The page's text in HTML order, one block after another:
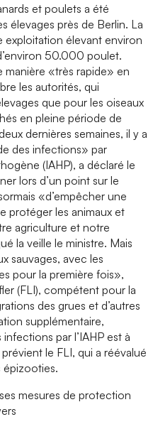
et poulets a été
élevages près de Berlin. La
exploitation élevant environ
50.000 poulet.
manière «très rapide» en
les autorités, qui
que pour les oiseaux
en pleine période de
dernières semaines, il y a
des infections» par
(IAHP), a déclaré le
lors d’un point sur le
«d’empêcher une
protéger les animaux et
agriculture et notre
la veille le ministre. Mais
sauvages, avec les
pour la première fois»,
(FLI), compétent pour la
des grues et d’autres
supplémentaire,
par l’IAHP est à
le FLI, qui a réévalué
épizooties.
mesures de protection